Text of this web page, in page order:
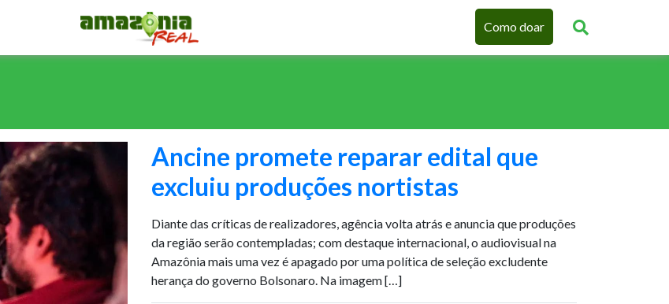
Como doar
Ancine promete reparar edital que
excluiu produções nortistas
Diante das críticas de realizadores, agência volta atrás e anuncia que produções
da região serão contempladas; com destaque internacional, o audiovisual na
Amazônia mais uma vez é apagado por uma política de seleção excludente
herança do governo Bolsonaro. Na imagem […]